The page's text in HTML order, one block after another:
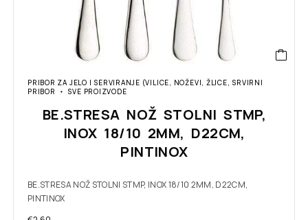
PRIBOR ZA JELO I SERVIRANJE (VILICE, NOŽEVI, ŽLICE, SRVIRNI
PRIBOR
SVE PROIZVODE
BE.STRESA NOŽ STOLNI STMP,
INOX 18/10 2MM, D22CM,
PINTINOX
BE.STRESA NOŽ STOLNI STMP, INOX 18/10 2MM, D22CM,
PINTINOX